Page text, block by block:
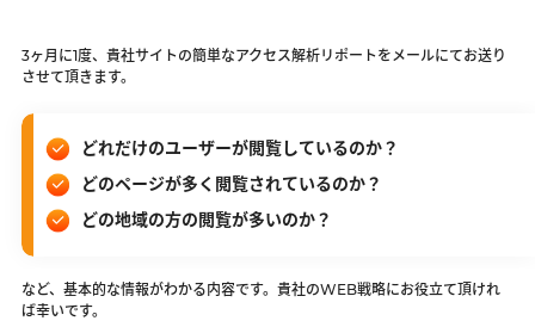
3ヶ月に1度、貴社サイトの簡単なアクセス解析リポートをメールにてお送り
させて頂きます。
どれだけのユーザーが閲覧しているのか？
どのページが多く閲覧されているのか？
どの地域の方の閲覧が多いのか？
など、基本的な情報がわかる内容です。貴社のWEB戦略にお役立て頂けれ
ば幸いです。